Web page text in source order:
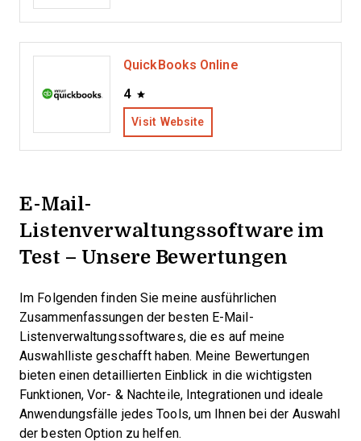
QuickBooks Online
4
Visit Website
E-Mail-
Listenverwaltungssoftware im
Test – Unsere Bewertungen
Im Folgenden finden Sie meine ausführlichen
Zusammenfassungen der besten E-Mail-
Listenverwaltungssoftwares, die es auf meine
Auswahlliste geschafft haben. Meine Bewertungen
bieten einen detaillierten Einblick in die wichtigsten
Funktionen, Vor- & Nachteile, Integrationen und ideale
Anwendungsfälle jedes Tools, um Ihnen bei der Auswahl
der besten Option zu helfen.